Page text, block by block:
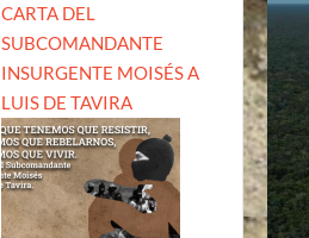
CARTA DEL
SUBCOMANDANTE
INSURGENTE MOISÉS A
LUIS DE TAVIRA